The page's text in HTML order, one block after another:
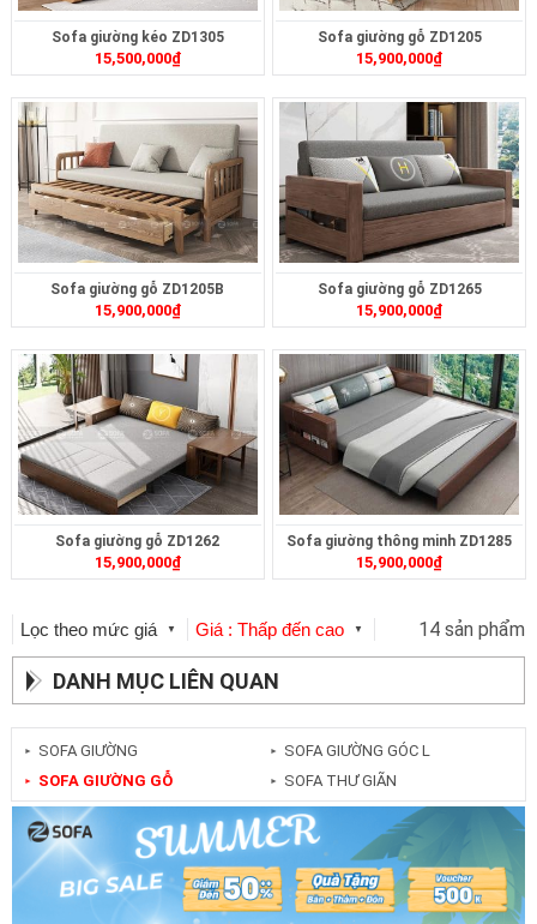
Sofa giường kéo ZD1305
15,500,000₫
Sofa giường gỗ ZD1205
15,900,000₫
Sofa giường gỗ ZD1205B
15,900,000₫
Sofa giường gỗ ZD1265
15,900,000₫
Sofa giường gỗ ZD1262
15,900,000₫
Sofa giường thông minh ZD1285
15,900,000₫
Lọc theo mức giá ▼ Giá : Thấp đến cao ▼ 14 sản phẩm
DANH MỤC LIÊN QUAN
► SOFA GIƯỜNG
► SOFA GIƯỜNG GỖ
► SOFA GIƯỜNG GÓC L
► SOFA THƯ GIÃN